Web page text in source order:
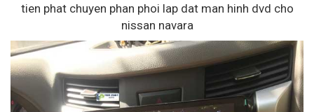
tien phat chuyen phan phoi lap dat man hinh dvd cho
nissan navara